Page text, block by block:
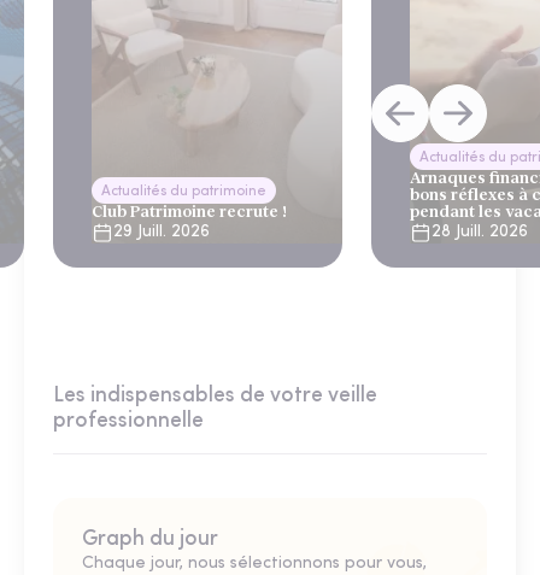
Actualités du patrimoine
Club Patrimoine recrute !
29 Juill. 2026
Actualités du
Arnaques
bons réflexes à
pendant les
28 Juill. 2026
Les indispensables de votre veille
professionnelle
Graph du jour
Chaque jour, nous sélectionnons pour vous,